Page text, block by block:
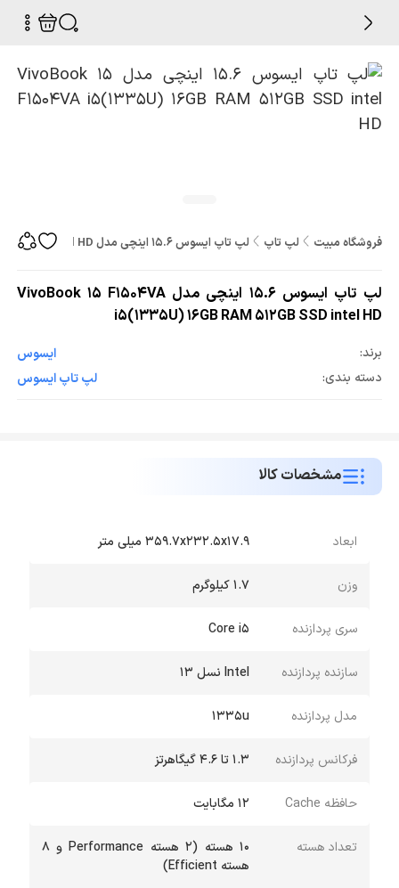
فروشگاه مبیت لپ تاپ لپ تاپ ایسوس 15.6 اینچی مدل VivoBook 15 F1504VA i5(1335U) 16GB RAM 512GB SSD intel HD
لپ تاپ ایسوس 15.6 اینچی مدل VivoBook 15 F1504VA
i5(1335U) 16GB RAM 512GB SSD intel HD
برند:
ایسوس
دسته بندی:
لپ تاپ ایسوس
مشخصات کالا
ابعاد 359.7x232.5x17.9 میلی متر
وزن ۱.۷ کیلوگرم
سری پردازنده Core i5
سازنده پردازنده Intel نسل ۱۳
مدل پردازنده 1335u
فرکانس پردازنده ۱.۳ تا ۴.۶ گیگاهرتز
حافظه Cache ۱۲ مگابایت
تعداد هسته
۱۰ هسته (۲ هسته Performance و ۸
هسته Efficient)